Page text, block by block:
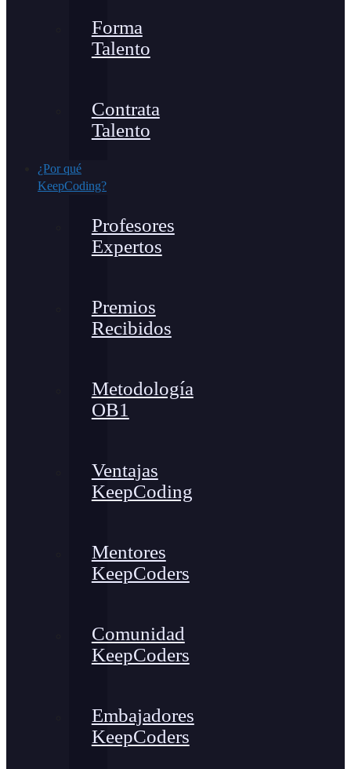
Forma
Talento
Contrata
Talento
¿Por qué
KeepCoding?
Profesores
Expertos
Premios
Recibidos
Metodología
OB1
Ventajas
KeepCoding
Mentores
KeepCoders
Comunidad
KeepCoders
Embajadores
KeepCoders